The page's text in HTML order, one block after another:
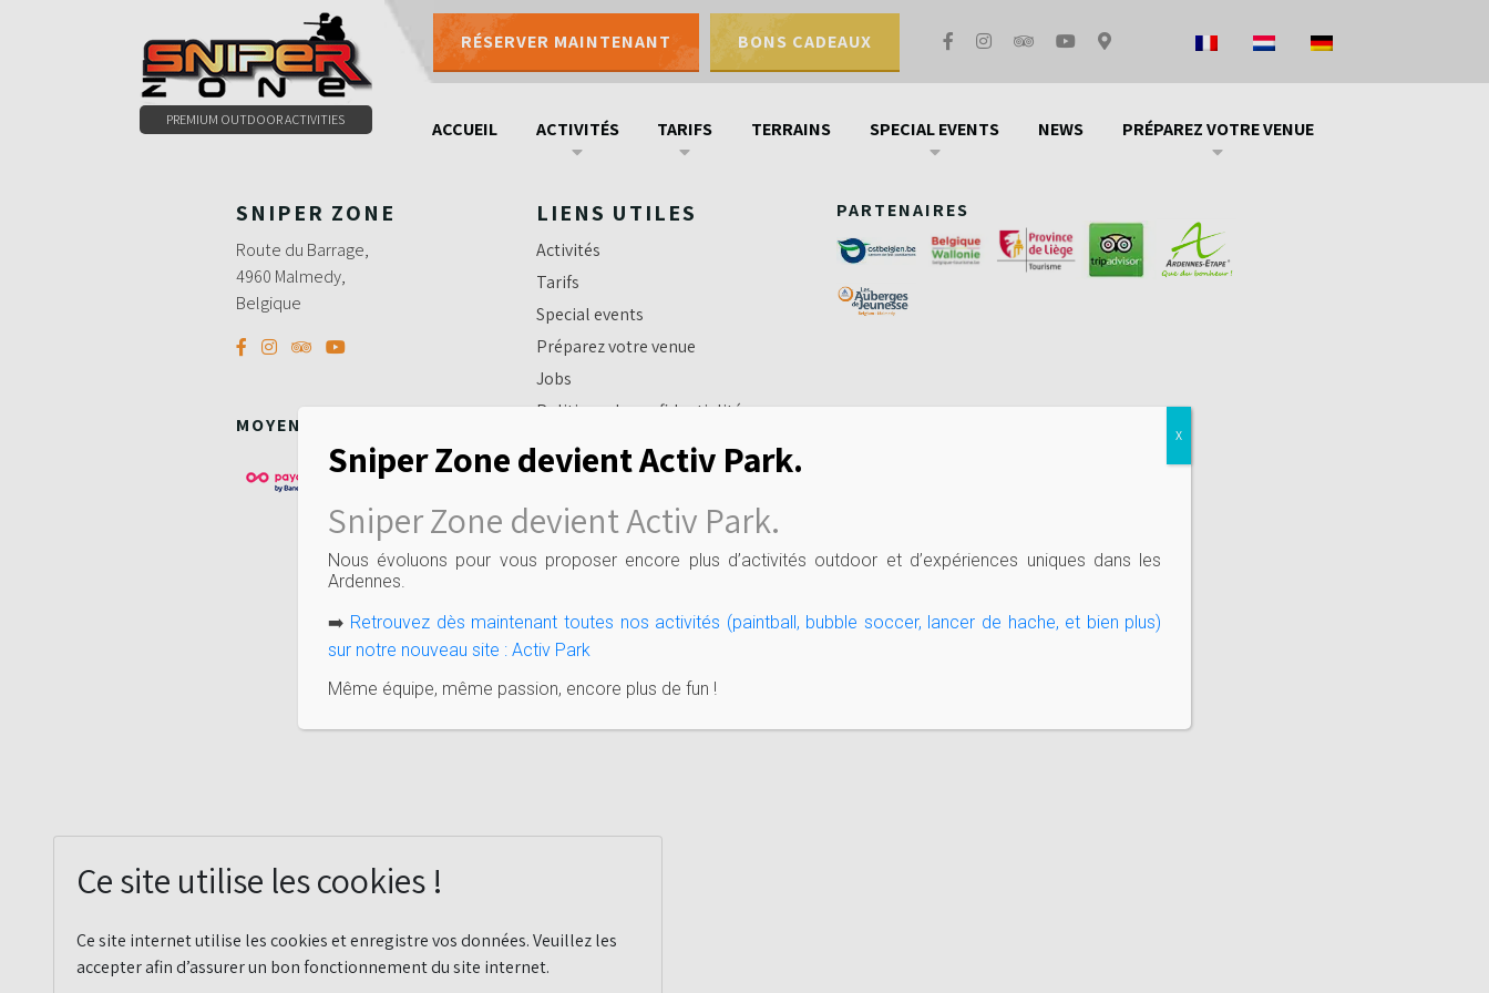
Ce site utilise les cookies !
Ce site internet utilise les cookies et enregistre vos données. Veuillez les
accepter afin d’assurer un bon fonctionnement du site internet.
PREMIUM OUTDOOR ACTIVITIES
RÉSERVER MAINTENANT BONS CADEAUX
ACCUEIL ACTIVITÉS TARIFS TERRAINS SPECIAL EVENTS NEWS PRÉPAREZ VOTRE VENUE
0497479786 Bons cadeaux Contactez-nous
SNIPER ZONE
Route du Barrage,
4960 Malmedy,
Belgique
MOYENS DE PAIEMENT
LIENS UTILES
Activités
Tarifs
Special events
Préparez votre venue
Jobs
Politique de confidentialité
Règles de sécurité
PARTENAIRES
Sniper Zone devient Activ Park.
Sniper Zone devient Activ Park.
Nous évoluons pour vous proposer encore plus d’activités outdoor et d’expériences uniques dans les
Ardennes.
➡️ Retrouvez dès maintenant toutes nos activités (paintball, bubble soccer, lancer de hache, et bien plus)
sur notre nouveau site : Activ Park
Même équipe, même passion, encore plus de fun !
X